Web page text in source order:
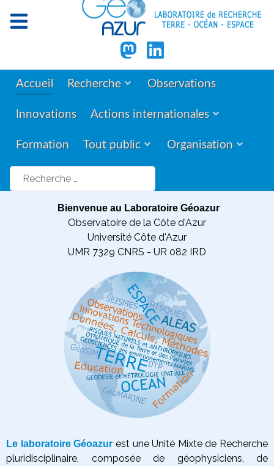
Accueil Recherche Observations
Innovations Actions internationales
Formation Tout public Organisation
Rechercher
Bienvenue au Laboratoire Géoazur
Observatoire de la Côte d'Azur
Université Côte d'Azur
UMR 7329 CNRS - UR 082 IRD
Le laboratoire Géoazur est une Unité Mixte de Recherche
pluridisciplinaire, composée de géophysiciens, de